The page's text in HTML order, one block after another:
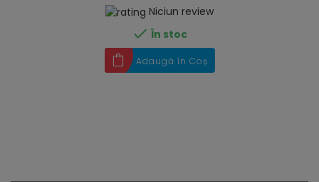
Niciun review
 În stoc
Adaugă în Coș